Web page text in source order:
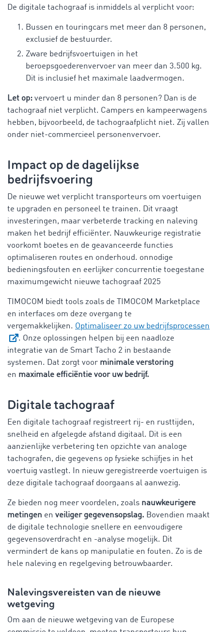
De digitale tachograaf is inmiddels al verplicht voor:
Bussen en touringcars met meer dan 8 personen,
exclusief de bestuurder.
Zware bedrijfsvoertuigen in het
beroepsgoederenvervoer van meer dan 3.500 kg.
Dit is inclusief het maximale laadvermogen.
Let op: vervoert u minder dan 8 personen? Dan is de
tachograaf niet verplicht. Campers en kampeerwagens
hebben, bijvoorbeeld, de tachograafplicht niet. Zij vallen
onder niet-commercieel personenvervoer.
Impact op de dagelijkse
bedrijfsvoering
De nieuwe wet verplicht transporteurs om voertuigen
te upgraden en personeel te trainen. Dit vraagt
investeringen, maar verbeterde tracking en naleving
maken het bedrijf efficiënter. Nauwkeurige registratie
voorkomt boetes en de geavanceerde functies
optimaliseren routes en onderhoud. onnodige
bedieningsfouten en eerlijker concurrentie toegestane
maximumgewicht nieuwe tachograaf 2025
TIMOCOM biedt tools zoals de TIMOCOM Marketplace
en interfaces om deze overgang te
vergemakkelijken. Optimaliseer zo uw bedrijfsprocessen
. Onze oplossingen helpen bij een naadloze
integratie van de Smart Tacho 2 in bestaande
systemen. Dat zorgt voor minimale verstoring
en maximale efficiëntie voor uw bedrijf.
Digitale tachograaf
Een digitale tachograaf registreert rij- en rusttijden,
snelheid en afgelegde afstand digitaal. Dit is een
aanzienlijke verbetering ten opzichte van analoge
tachografen, die gegevens op fysieke schijfjes in het
voertuig vastlegt. In nieuw geregistreerde voertuigen is
deze digitale tachograaf doorgaans al aanwezig.
Ze bieden nog meer voordelen, zoals nauwkeurigere
metingen en veiliger gegevensopslag. Bovendien maakt
de digitale technologie snellere en eenvoudigere
gegevensoverdracht en -analyse mogelijk. Dit
vermindert de kans op manipulatie en fouten. Zo is de
hele naleving en regelgeving betrouwbaarder.
Nalevingsvereisten van de nieuwe
wetgeving
Om aan de nieuwe wetgeving van de Europese